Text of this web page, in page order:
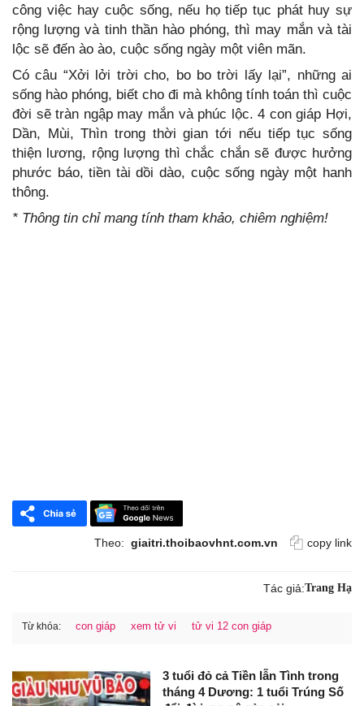
công việc hay cuộc sống, nếu họ tiếp tục phát huy sự
rộng lượng và tinh thần hào phóng, thì may mắn và tài
lộc sẽ đến ào ào, cuộc sống ngày một viên mãn.
Có câu “Xởi lởi trời cho, bo bo trời lấy lại”, những ai
sống hào phóng, biết cho đi mà không tính toán thì cuộc
đời sẽ tràn ngập may mắn và phúc lộc. 4 con giáp Hợi,
Dần, Mùi, Thìn trong thời gian tới nếu tiếp tục sống
thiện lương, rộng lượng thì chắc chắn sẽ được hưởng
phước báo, tiền tài dồi dào, cuộc sống ngày một hanh
thông.
* Thông tin chỉ mang tính tham khảo, chiêm nghiệm!
Theo: giaitri.thoibaovhnt.com.vn copy link
Tác giả:Trang Hạ
Từ khóa: con giáp xem tử vi tử vi 12 con giáp
3 tuổi đỏ cả Tiền lẫn Tình trong
tháng 4 Dương: 1 tuổi Trúng Số